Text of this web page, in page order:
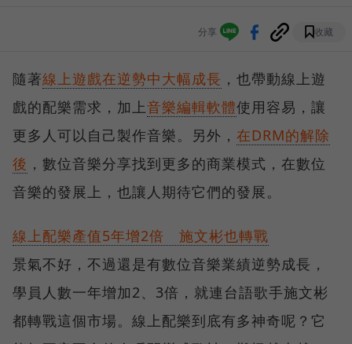
分享 收藏
隨著線上遊戲在逆勢中大幅成長 ，也帶動線上遊
戲的配樂需求，加上音樂編輯軟體使用容易，讓
更多人可以自己製作音樂。另外， 在DRM的解除
後 ，數位音樂分享找到更多的商業模式，在數位
音樂的發展上，也讓人期待它們的發展。
線上配樂產值5年增2倍 施文彬也轉戰
景氣不好，不過還是有數位音樂業績逆勢成長，
學員人數一年增加2、3倍，就連台語歌手施文彬
都轉戰這個市場。線上配樂到底有多神奇呢？它